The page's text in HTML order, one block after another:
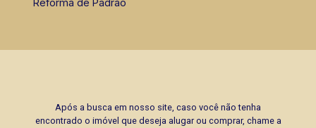
Reforma de Padrão
Após a busca em nosso site, caso você não tenha
encontrado o imóvel que deseja alugar ou comprar, chame a